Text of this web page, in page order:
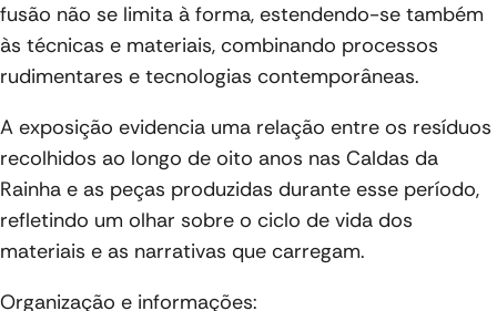
fusão não se limita à forma, estendendo-se também
às técnicas e materiais, combinando processos
rudimentares e tecnologias contemporâneas.
A exposição evidencia uma relação entre os resíduos
recolhidos ao longo de oito anos nas Caldas da
Rainha e as peças produzidas durante esse período,
refletindo um olhar sobre o ciclo de vida dos
materiais e as narrativas que carregam.
Organização e informações: